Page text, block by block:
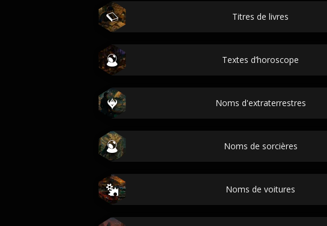
Titres de livres
Textes d’horoscope
Noms d'extraterrestres
Noms de sorcières
Noms de voitures